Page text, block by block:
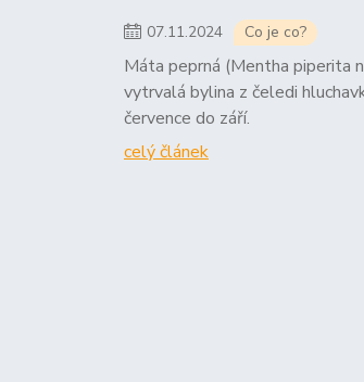
07.11.2024 Co je co?
Máta peprná (Mentha piperita
vytrvalá bylina z čeledi
července do září.
celý článek